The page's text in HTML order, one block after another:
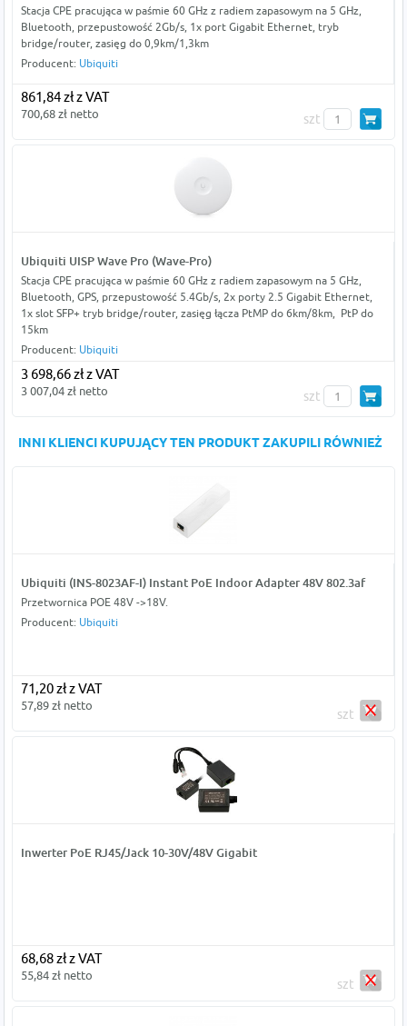
Stacja CPE pracująca w paśmie 60 GHz z radiem zapasowym na 5 GHz,
Bluetooth, przepustowość 2Gb/s, 1x port Gigabit Ethernet, tryb
bridge/router, zasięg do 0,9km/1,3km
Producent: Ubiquiti
861,84 zł z VAT
700,68 zł netto szt
Ubiquiti UISP Wave Pro (Wave-Pro)
Stacja CPE pracująca w paśmie 60 GHz z radiem zapasowym na 5 GHz,
Bluetooth, GPS, przepustowość 5.4Gb/s, 2x porty 2.5 Gigabit Ethernet,
1x slot SFP+ tryb bridge/router, zasięg łącza PtMP do 6km/8km, PtP do
15km
Producent: Ubiquiti
3 698,66 zł z VAT
3 007,04 zł netto szt
INNI KLIENCI KUPUJĄCY TEN PRODUKT ZAKUPILI RÓWNIEŻ
Ubiquiti (INS-8023AF-I) Instant PoE Indoor Adapter 48V 802.3af
Przetwornica POE 48V ->18V.
Producent: Ubiquiti
71,20 zł z VAT
57,89 zł netto
szt
Inwerter PoE RJ45/Jack 10-30V/48V Gigabit
68,68 zł z VAT
55,84 zł netto
szt